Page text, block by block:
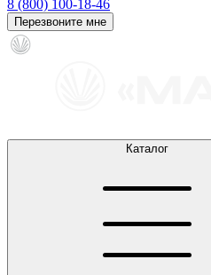
8 (800) 100-18-46
Перезвоните мне
Каталог